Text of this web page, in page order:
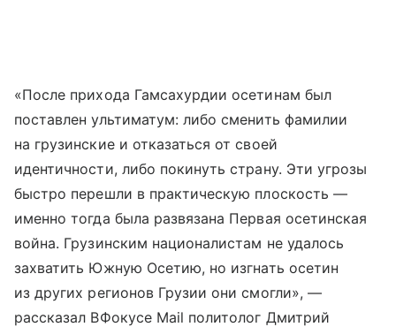
«После прихода Гамсахурдии осетинам был
поставлен ультиматум: либо сменить фамилии
на грузинские и отказаться от своей
идентичности, либо покинуть страну. Эти угрозы
быстро перешли в практическую плоскость —
именно тогда была развязана Первая осетинская
война. Грузинским националистам не удалось
захватить Южную Осетию, но изгнать осетин
из других регионов Грузии они смогли», —
рассказал ВФокусе Mail политолог Дмитрий